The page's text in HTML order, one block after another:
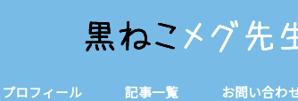
プロフィール 記事一覧 お問い合わ